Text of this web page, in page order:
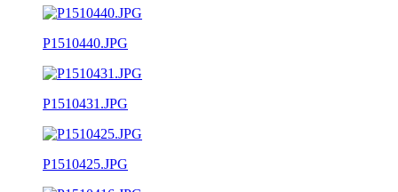
P1510440.JPG
P1510431.JPG
P1510425.JPG